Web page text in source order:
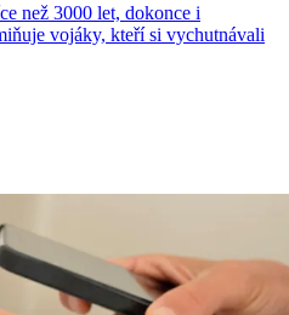
než 3000 let, dokonce i
vojáky, kteří si vychutnávali